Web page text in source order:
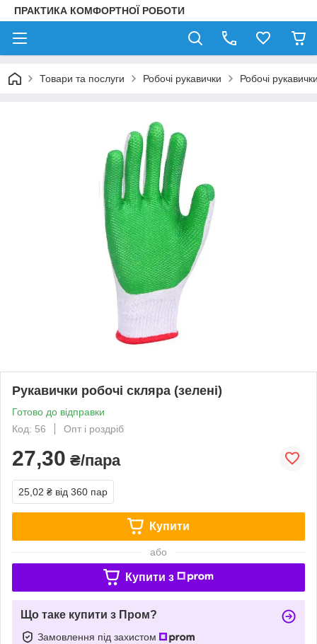
ПРАКТИКА КОМФОРТНОЇ РОБОТИ
Товари та послуги Робочі рукавички Робочі
Рукавички робочі скляра (зелені)
Готово до відправки
Код: 56
Опт і роздріб
27,30 ₴/пара
25,02 ₴ від 360 пар
Купити
або
Купити з
Що таке купити з Пром?
Замовлення під захистом